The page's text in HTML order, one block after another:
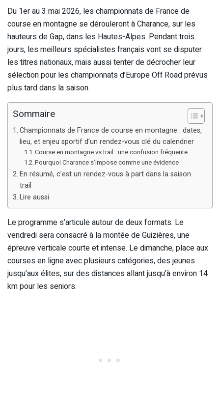
Du 1er au 3 mai 2026, les championnats de France de
course en montagne se dérouleront à Charance, sur les
hauteurs de Gap, dans les Hautes-Alpes. Pendant trois
jours, les meilleurs spécialistes français vont se disputer
les titres nationaux, mais aussi tenter de décrocher leur
sélection pour les championnats d’Europe Off Road prévus
plus tard dans la saison.
Sommaire
Championnats de France de course en montagne : dates,
lieu, et enjeu sportif d’un rendez-vous clé du calendrier
Course en montagne vs trail : une confusion fréquente
Pourquoi Charance s’impose comme une évidence
En résumé, c’est un rendez-vous à part dans la saison
trail
Lire aussi
Le programme s’articule autour de deux formats. Le
vendredi sera consacré à la montée de Guizières, une
épreuve verticale courte et intense. Le dimanche, place aux
courses en ligne avec plusieurs catégories, des jeunes
jusqu’aux élites, sur des distances allant jusqu’à environ 14
km pour les seniors.